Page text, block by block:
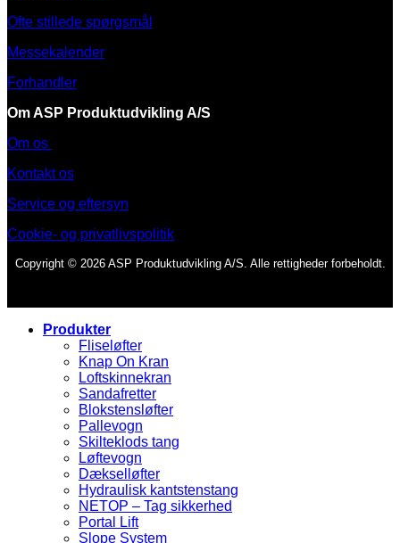
Ofte stillede spørgsmål
Messekalender
Forhandler
Om ASP Produktudvikling A/S
Om os
Kontakt os
Service og eftersyn
Cookie- og privatlivspolitik
Copyright © 2026 ASP Produktudvikling A/S. Alle rettigheder forbeholdt.
Produkter
Fliseløfter
Knap On Kran
Loftskinnekran
Sandafretter
Blokstensløfter
Pallevogn
Skilteklods tang
Løftevogn
Dækselløfter
Hydraulisk kantstenstang
NETOP – Tag sikkerhed
Portal Lift
Slope System